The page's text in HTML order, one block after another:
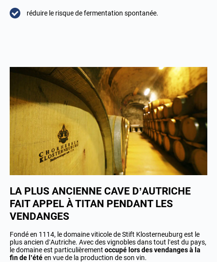
réduire le risque de fermentation spontanée.
LA PLUS ANCIENNE CAVE D’AUTRICHE
FAIT APPEL À TITAN PENDANT LES
VENDANGES
Fondé en 1114, le domaine viticole de Stift Klosterneuburg est le
plus ancien d’Autriche. Avec des vignobles dans tout l’est du pays,
le domaine est particulièrement occupé lors des vendanges à la
fin de l’étéen vue de la production de son vin.